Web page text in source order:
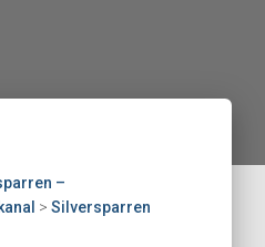
–
> Silversparren